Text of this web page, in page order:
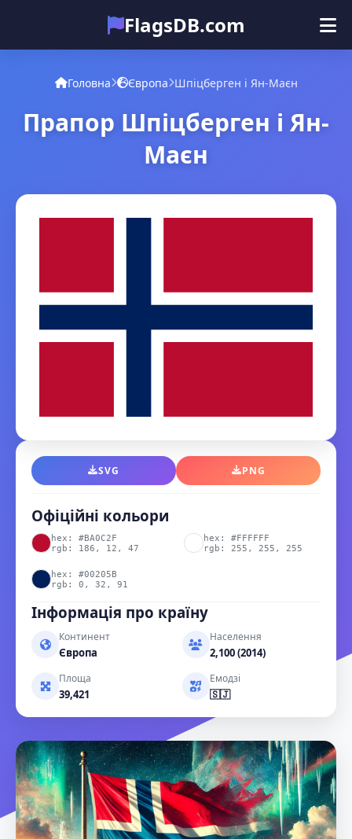
FlagsDB.com
Головна
Вікторина
Головна Європа Шпіцберген і Ян-Маєн
Прапор Шпіцберген і Ян-
Маєн
SVG PNG
Офіційні кольори
hex: #BA0C2F
rgb: 186, 12, 47
hex: #FFFFFF
rgb: 255, 255, 255
hex: #00205B
rgb: 0, 32, 91
Інформація про країну
Континент
Європа
Населення
2,100 (2014)
Площа
39,421
Емодзі
🇸🇯